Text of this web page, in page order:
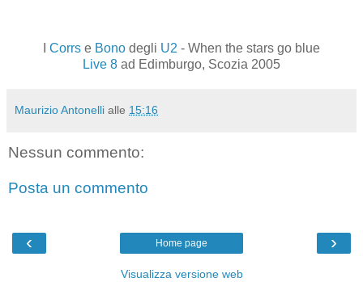
Corrs e Bono degli U2 - When the stars go blue
Live 8 ad Edimburgo, Scozia 2005
Maurizio Antonelli alle 15:16
Nessun commento:
Posta un commento
‹ ›
Home page
Visualizza versione web